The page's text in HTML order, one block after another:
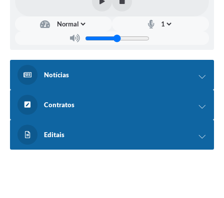
Notícias
Contratos
Editais